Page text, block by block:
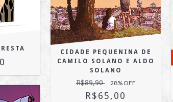
CIDADE PEQUENINA DE
CAMILO SOLANO E ALDO
SOLANO
R$89,90 28% OFF
R$65,00